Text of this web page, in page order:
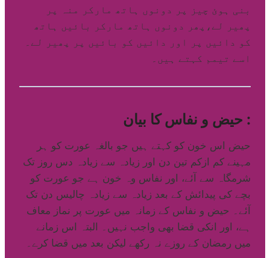
بنی ہوئ چیز پر دونوں ہاتھ مارکر منہ پر
پھیر لے،پھر دونوں ہاتھ مارکر بائیں ہاتھ
کو دائیں پر اور دائیں کو بائیں پر پھیر لے۔
اسے تیمم کہتے ہیں۔
حیض و نفاس کا بیان :
حیض اس خون کو کہتے ہیں جو بالغہ عورت کو ہر
مہینے کم ازکم تین دن اور زیادہ سے زیادہ دس روز تک
شرمگاہ سے آئے، اور نفاس وہ خون ہے جو عورت کو
بچے کی پیدائش کے بعد زیادہ سے زیادہ چالیس دن تک
آئے۔ حیض و نفاس کے زمانہ میں عورت پر نماز معاف
ہے، اور انکی قضا بھی واجب نہیں۔ البتہ اس زمانے
میں رمضان کے روزے نہ رکھے لیکن بعد میں قضا کرے۔